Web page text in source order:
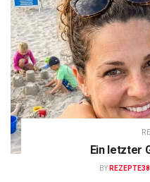
Ein letzter
BY REZEPTE38